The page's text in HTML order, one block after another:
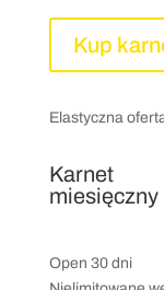
Kup
Elastyczna
Karnet
miesięczny
Open 30 dni